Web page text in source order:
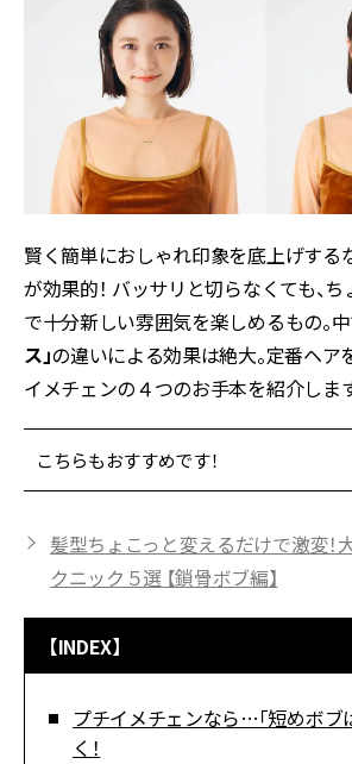
賢く簡単におしゃれ印象を底上げする
が効果的！ バッサリと切らなくても、
で十分新しい雰囲気を楽しめるもの。
ス」の違いによる効果は絶大。定番ヘア
イメチェンの４つのお手本を紹介します
こちらもおすすめです！
髪型ちょこっと変えるだけで激変！
クニック５選 【鎖骨ボブ編】
【INDEX】
プチイメチェンなら…「短めボブ
く！